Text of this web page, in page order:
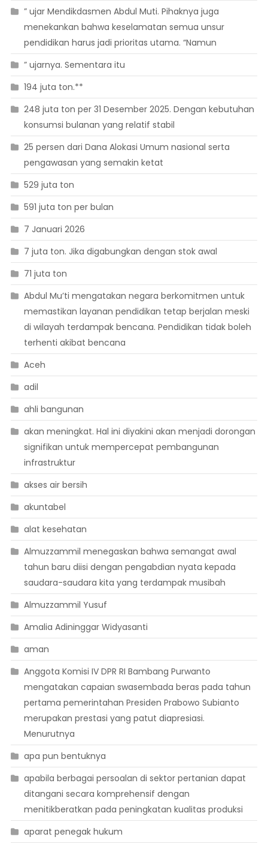
” ujar Mendikdasmen Abdul Muti. Pihaknya juga
menekankan bahwa keselamatan semua unsur
pendidikan harus jadi prioritas utama. “Namun
” ujarnya. Sementara itu
194 juta ton.**
248 juta ton per 31 Desember 2025. Dengan kebutuhan
konsumsi bulanan yang relatif stabil
25 persen dari Dana Alokasi Umum nasional serta
pengawasan yang semakin ketat
529 juta ton
591 juta ton per bulan
7 Januari 2026
7 juta ton. Jika digabungkan dengan stok awal
71 juta ton
Abdul Mu’ti mengatakan negara berkomitmen untuk
memastikan layanan pendidikan tetap berjalan meski
di wilayah terdampak bencana. Pendidikan tidak boleh
terhenti akibat bencana
Aceh
adil
ahli bangunan
akan meningkat. Hal ini diyakini akan menjadi dorongan
signifikan untuk mempercepat pembangunan
infrastruktur
akses air bersih
akuntabel
alat kesehatan
Almuzzammil menegaskan bahwa semangat awal
tahun baru diisi dengan pengabdian nyata kepada
saudara-saudara kita yang terdampak musibah
Almuzzammil Yusuf
Amalia Adininggar Widyasanti
aman
Anggota Komisi IV DPR RI Bambang Purwanto
mengatakan capaian swasembada beras pada tahun
pertama pemerintahan Presiden Prabowo Subianto
merupakan prestasi yang patut diapresiasi.
Menurutnya
apa pun bentuknya
apabila berbagai persoalan di sektor pertanian dapat
ditangani secara komprehensif dengan
menitikberatkan pada peningkatan kualitas produksi
aparat penegak hukum